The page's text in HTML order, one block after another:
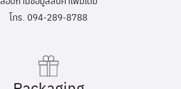
โทร. 094-289-8788